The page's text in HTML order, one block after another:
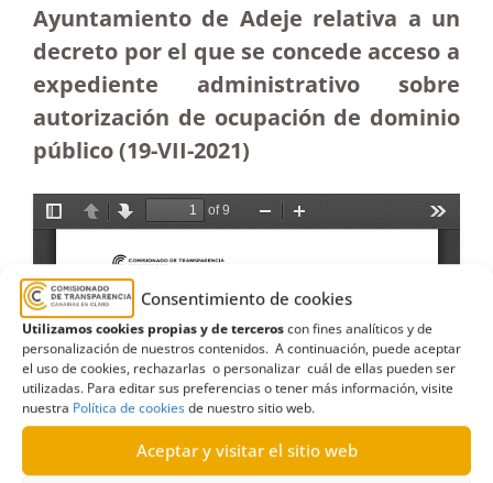
Consentimiento de cookies
Utilizamos cookies propias y de terceroscon fines analíticos y de
personalización de nuestros contenidos. A continuación, puede aceptar
el uso de cookies, rechazarlas o personalizar cuál de ellas pueden ser
utilizadas. Para editar sus preferencias o tener más información, visite
nuestra Política de cookiesde nuestro sitio web.
Aceptar y visitar el sitio web
Ayuntamiento de Adeje relativa a un
decreto por el que se concede acceso a
expediente administrativo sobre
autorización de ocupación de dominio
público (19-VII-2021)